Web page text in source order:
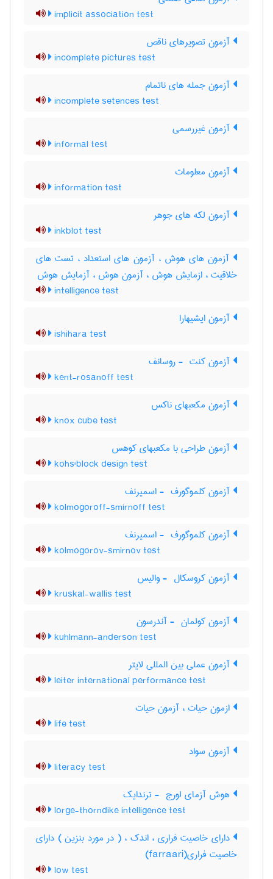
implicit association test
آزمون تصویرهای ناقص
incomplete pictures test
آزمون جمله های ناتمام
incomplete setences test
آزمون غیررسمی
informal test
آزمون معلومات
information test
آزمون لکه های جوهر
inkblot test
آزمون های هوش ، آزمون های استعداد ، تست های
خلاقیت ، ازمایش هوش ، آزمون هوش ، آزمایش هوش
intelligence test
آزمون ایشیهارا
ishihara test
آزمون کنت ‎ - روسانف
kent-rosanoff test
آزمون مکعبهای ناکس
knox cube test
آزمون طراحی با مکعبهای کوهس
kohs'block design test
آزمون کلموگورف ‎ - اسمیرنف
kolmogoroff-smirnoff test
آزمون کلموگورف ‎ - اسمیرنف
kolmogorov-smirnov test
آزمون کروسکال ‎ - والیس
kruskal-wallis test
آزمون کولمان ‎ - آندرسون
kuhlmann-anderson test
آزمون عملی بین المللی لایتر
leiter international performance test
ازمون حیات ، آزمون حیات
life test
آزمون سواد
literacy test
هوش آزمای لورج ‎ - ترندایک
lorge-thorndike intelligence test
دارای خاصیت فراری ، اندک ، ( در مورد بنزین ) دارای
خاصیت فراری(farraari)
low test